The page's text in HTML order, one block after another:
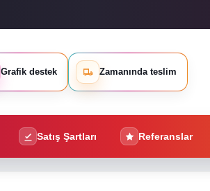
Grafik destek Zamanında teslim
Satış Şartları Referanslar